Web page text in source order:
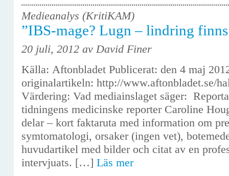
Medieanalys (KritiKAM)
”IBS-mage? Lugn – lindring
20 juli, 2012 av David Finer
Källa: Aftonbladet Publicerat: den 4 maj
originalartikeln: http://www.aftonbladet.se/
Värdering: Vad mediainslaget säger:
tidningens medicinske reporter Caroline
delar – kort faktaruta med information om
symtomatologi, orsaker (ingen vet),
huvudartikel med bilder och citat av en
intervjuats. […] Läs mer